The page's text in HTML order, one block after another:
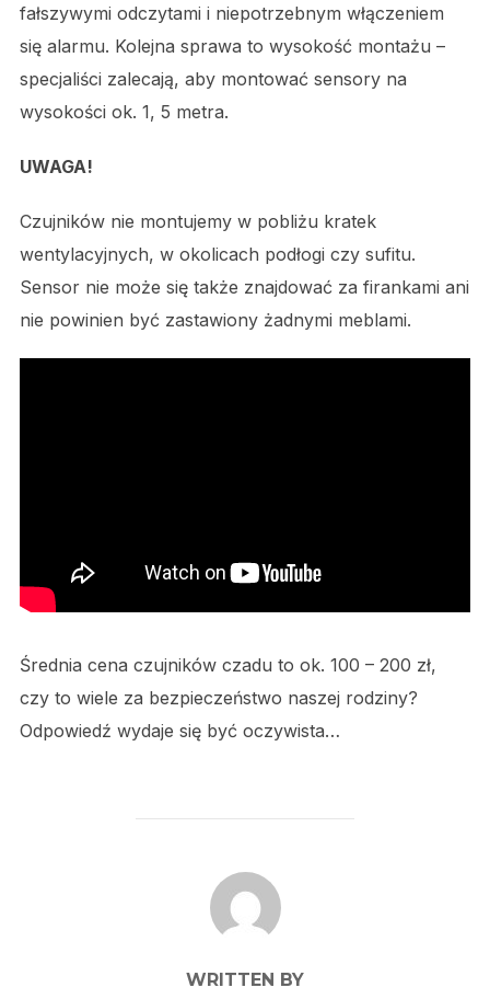
fałszywymi odczytami i niepotrzebnym włączeniem
się alarmu. Kolejna sprawa to wysokość montażu –
specjaliści zalecają, aby montować sensory na
wysokości ok. 1, 5 metra.
UWAGA!
Czujników nie montujemy w pobliżu kratek
wentylacyjnych, w okolicach podłogi czy sufitu.
Sensor nie może się także znajdować za firankami ani
nie powinien być zastawiony żadnymi meblami.
Średnia cena czujników czadu to ok. 100 – 200 zł,
czy to wiele za bezpieczeństwo naszej rodziny?
Odpowiedź wydaje się być oczywista…
POST AUTHOR
WRITTEN BY